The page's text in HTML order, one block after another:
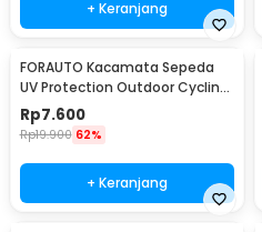
+ Keranjang
FORAUTO Kacamata Sepeda
UV Protection Outdoor Cycling
Sunglasses - NJ747
Rp7.600
Rp19.900 62%
+ Keranjang